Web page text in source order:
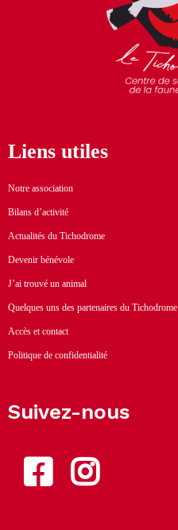
Liens utiles
Notre association
Bilans d’activité
Actualités du Tichodrome
Devenir bénévole
J’ai trouvé un animal
Quelques uns des partenaires du Tichodrome
Accès et contact
Politique de confidentialité
Suivez-nous